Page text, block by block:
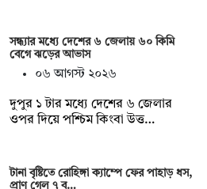
সন্ধ্যার মধ্যে দেশের ৬ জেলায় ৬০ কিমি
বেগে ঝড়ের আভাস
০৬ আগস্ট ২০২৬
দুপুর ১ টার মধ্যে দেশের ৬ জেলার
ওপর দিয়ে পশ্চিম কিংবা উত্ত…
টানা বৃষ্টিতে রোহিঙ্গা ক্যাম্পে ফের পাহাড় ধস,
প্রাণ গেল ৭ ব…